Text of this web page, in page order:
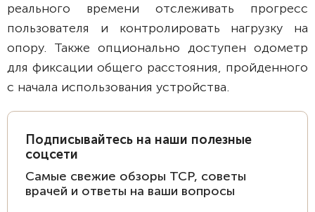
реального времени отслеживать прогресс
пользователя и контролировать нагрузку на
опору. Также опционально доступен одометр
для фиксации общего расстояния, пройденного
с начала использования устройства.
Подписывайтесь на наши полезные
соцсети
Самые свежие обзоры ТСР, советы
врачей и ответы на ваши вопросы